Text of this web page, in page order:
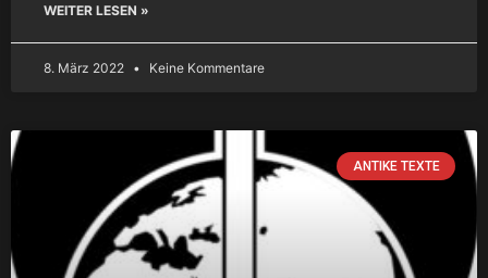
WEITER LESEN »
8. März 2022 Keine Kommentare
ANTIKE TEXTE